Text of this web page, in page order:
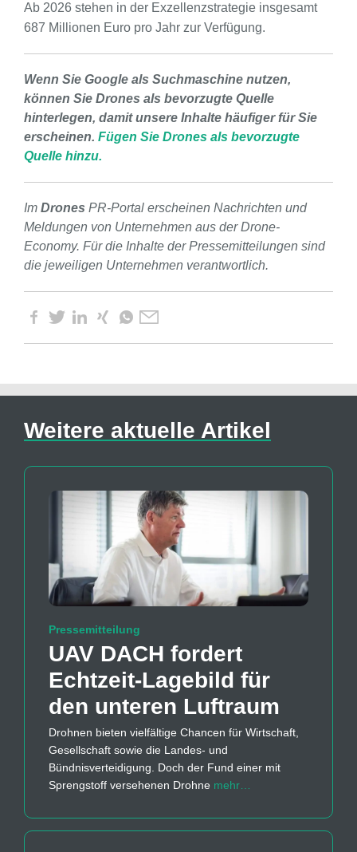
Ab 2026 stehen in der Exzellenzstrategie insgesamt
687 Millionen Euro pro Jahr zur Verfügung.
Wenn Sie Google als Suchmaschine nutzen,
können Sie Drones als bevorzugte Quelle
hinterlegen, damit unsere Inhalte häufiger für Sie
erscheinen. Fügen Sie Drones als bevorzugte
Quelle hinzu.
Im Drones PR-Portal erscheinen Nachrichten und
Meldungen von Unternehmen aus der Drone-
Economy. Für die Inhalte der Pressemitteilungen sind
die jeweiligen Unternehmen verantwortlich.
Weitere aktuelle Artikel
Pressemitteilung
UAV DACH fordert
Echtzeit-Lagebild für
den unteren Luftraum
Drohnen bieten vielfältige Chancen für Wirtschaft,
Gesellschaft sowie die Landes- und
Bündnisverteidigung. Doch der Fund einer mit
Sprengstoff versehenen Drohne mehr…